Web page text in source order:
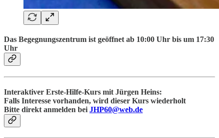
Das Begegnungszentrum ist geöffnet ab 10:00 Uhr bis um 17:30
Uhr
Interaktiver Erste-Hilfe-Kurs mit Jürgen Heins:
Falls Interesse vorhanden, wird dieser Kurs wiederholt
Bitte direkt anmelden bei JHP60@web.de